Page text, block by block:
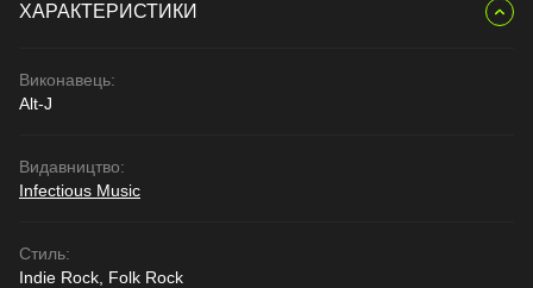
ХАРАКТЕРИСТИКИ
Виконавець:
Alt-J
Видавництво:
Infectious Music
Стиль:
Indie Rock, Folk Rock